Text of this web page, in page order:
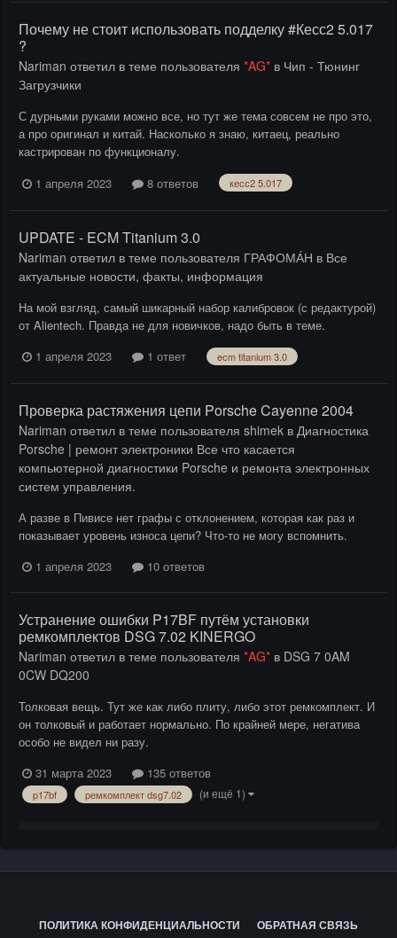
Почему не стоит использовать подделку #Кесс2 5.017
?
Nariman ответил в теме пользователя *AG* в Чип - Тюнинг
Загрузчики
С дурными руками можно все, но тут же тема совсем не про это,
а про оригинал и китай. Насколько я знаю, китаец, реально
кастрирован по функционалу.
1 апреля 2023
8 ответов кесс2 5.017
UPDATE - ECM Titanium 3.0
Nariman ответил в теме пользователя ГРАФОМА́Н в Все
актуальные новости, факты, информация
На мой взгляд, самый шикарный набор калибровок (с редактурой)
от Alientech. Правда не для новичков, надо быть в теме.
1 апреля 2023
1 ответ ecm titanium 3.0
Проверка растяжения цепи Porsche Cayenne 2004
Nariman ответил в теме пользователя shimek в Диагностика
Porsche | ремонт электроники Все что касается
компьютерной диагностики Porsche и ремонта электронных
систем управления.
А разве в Пивисе нет графы с отклонением, которая как раз и
показывает уровень износа цепи? Что-то не могу вспомнить.
1 апреля 2023
10 ответов
Устранение ошибки P17BF путём установки
ремкомплектов DSG 7.02 KINERGO
Nariman ответил в теме пользователя *AG* в DSG 7 0AM
0CW DQ200
Толковая вещь. Тут же как либо плиту, либо этот ремкомплект. И
он толковый и работает нормально. По крайней мере, негатива
особо не видел ни разу.
31 марта 2023
135 ответов
p17bf ремкомплект dsg7.02 (и ещё 1)
ПОЛИТИКА КОНФИДЕНЦИАЛЬНОСТИ ОБРАТНАЯ СВЯЗЬ